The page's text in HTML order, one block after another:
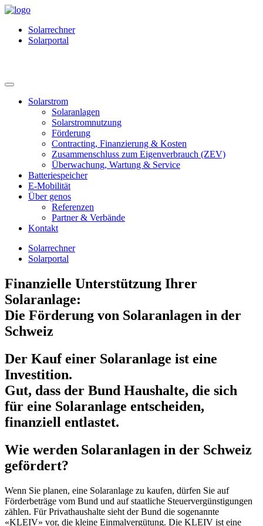
Solarrechner
Solarportal
Solarstrom
Solaranlagen
Solarstromnutzung
Förderung
Contracting, Finanzierung & Kosten
Zusammenschluss zum Eigenverbrauch (ZEV)
Überwachung, Wartung & Service
Batteriespeicher
E-Mobilität
Über genos
Referenzen
Partner & Verbände
Kontakt
Solarrechner
Solarportal
Finanzielle Unterstützung Ihrer
Solaranlage:
Die Förderung von Solaranlagen in der
Schweiz
Der Kauf einer Solaranlage ist eine
Investition.
Gut, dass der Bund Haushalte, die sich
für eine Solaranlage entscheiden,
finanziell entlastet.
Wie werden Solaranlagen in der Schweiz
gefördert?
Wenn Sie planen, eine Solaranlage zu kaufen, dürfen Sie auf
Förderbeträge vom Bund und auf staatliche Steuervergünstigungen
zählen. Für Privathaushalte sieht der Bund die sogenannte
«KLEIV» vor, die kleine Einmalvergütung. Die KLEIV ist eine